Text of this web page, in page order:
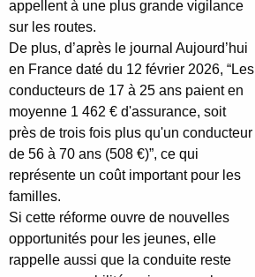
appellent à une plus grande vigilance
sur les routes.
De plus, d’après le journal Aujourd’hui
en France daté du 12 février 2026, “Les
conducteurs de 17 à 25 ans paient en
moyenne 1 462 € d'assurance, soit
près de trois fois plus qu'un conducteur
de 56 à 70 ans (508 €)”, ce qui
représente un coût important pour les
familles.
Si cette réforme ouvre de nouvelles
opportunités pour les jeunes, elle
rappelle aussi que la conduite reste